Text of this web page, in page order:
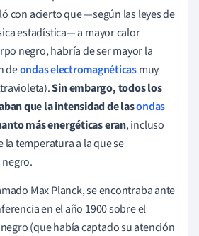
con acierto que —según las leyes de
estadística— a mayor calor
negro, habría de ser mayor la
deondas electromagnéticasmuy
Sin embargo, todos los
que la intensidad de lasondas
más energéticas eran, incluso
la temperatura a la que se
Max Planck, se encontraba ante
en el año 1900 sobre el
(que había captado su atención